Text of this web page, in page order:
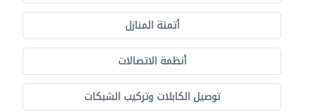
أتمتة المنازل
أنظمة الاتصالات
توصيل الكابلات وتركيب الشبكات